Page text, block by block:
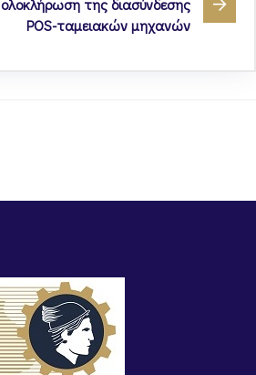
ολοκλήρωση της διασύνδεσης
POS-ταμειακών μηχανών